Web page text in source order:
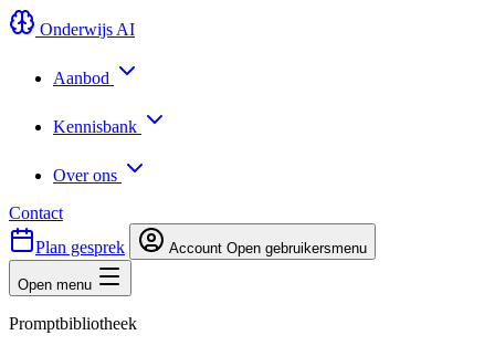
Onderwijs AI
Aanbod
Kennisbank
Over ons
Contact
Plan gesprek
Account Open gebruikersmenu
Open menu
Promptbibliotheek